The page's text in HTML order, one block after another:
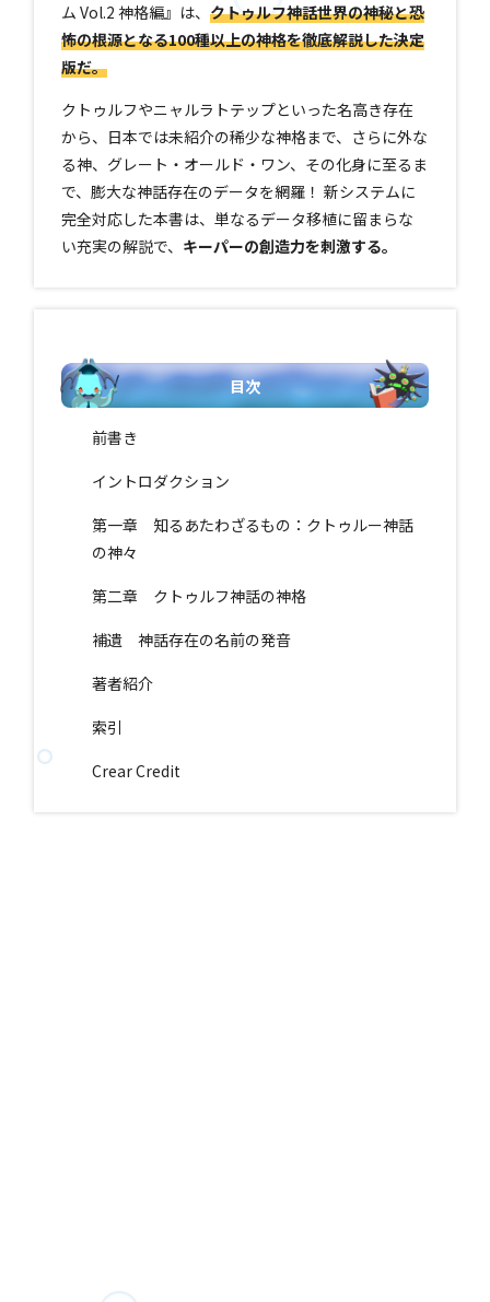
ム Vol.2 神格編』は、クトゥルフ神話世界の神秘と恐
怖の根源となる100種以上の神格を徹底解説した決定
版だ。
クトゥルフやニャルラトテップといった名高き存在
から、日本では未紹介の稀少な神格まで、さらに外な
る神、グレート・オールド・ワン、その化身に至るま
で、膨大な神話存在のデータを網羅！ 新システムに
完全対応した本書は、単なるデータ移植に留まらな
い充実の解説で、 キーパーの創造力を刺激する。
目次
前書き
イントロダクション
第一章 知るあたわざるもの：クトゥルー神話
の神々
第二章 クトゥルフ神話の神格
補遺 神話存在の名前の発音
著者紹介
索引
Crear Credit